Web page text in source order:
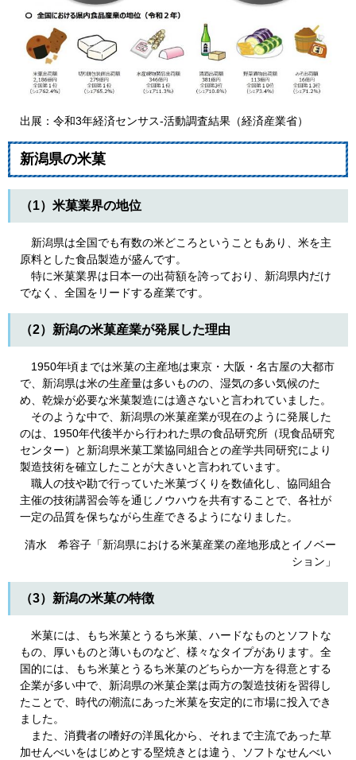
出展：令和3年経済センサス‐活動調査結果（経済産業省）
新潟県の米菓
（1）米菓業界の地位
新潟県は全国でも有数の米どころということもあり、米を主
原料とした食品製造が盛んです。
特に米菓業界は日本一の出荷額を誇っており、新潟県内だけ
でなく、全国をリードする産業です。
（2）新潟の米菓産業が発展した理由
1950年頃までは米菓の主産地は東京・大阪・名古屋の大都市
で、新潟県は米の生産量は多いものの、湿気の多い気候のた
め、乾燥が必要な米菓製造には適さないと言われていました。
そのような中で、新潟県の米菓産業が現在のように発展した
のは、1950年代後半から行われた県の食品研究所（現食品研究
センター）と新潟県米菓工業協同組合との産学共同研究により
製造技術を確立したことが大きいと言われています。
職人の技や勘で行っていた米菓づくりを数値化し、協同組合
主催の技術講習会等を通じノウハウを共有することで、各社が
一定の品質を保ちながら生産できるようになりました。
清水 希容子「新潟県における米菓産業の産地形成とイノベー
ション」
（3）新潟の米菓の特徴
米菓には、もち米菓とうるち米菓、ハードなものとソフトな
もの、厚いものと薄いものなど、様々なタイプがあります。全
国的には、もち米菓とうるち米菓のどちらか一方を得意とする
企業が多い中で、新潟県の米菓企業は両方の製造技術を習得し
たことで、時代の潮流にあった米菓を安定的に市場に投入でき
ました。
また、消費者の嗜好の洋風化から、それまで主流であった草
加せんべいをはじめとする堅焼きとは違う、ソフトなせんべい